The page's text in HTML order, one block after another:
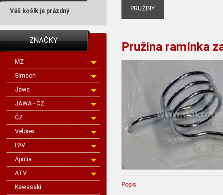
Váš košík je prázdný
ZNAČKY
MZ
Simson
Jawa
JAWA - ČZ
ČZ
Velorex
PAV
Aprilia
ATV
Kawasaki
PRUŽINY
Pružina ramínka
Popis